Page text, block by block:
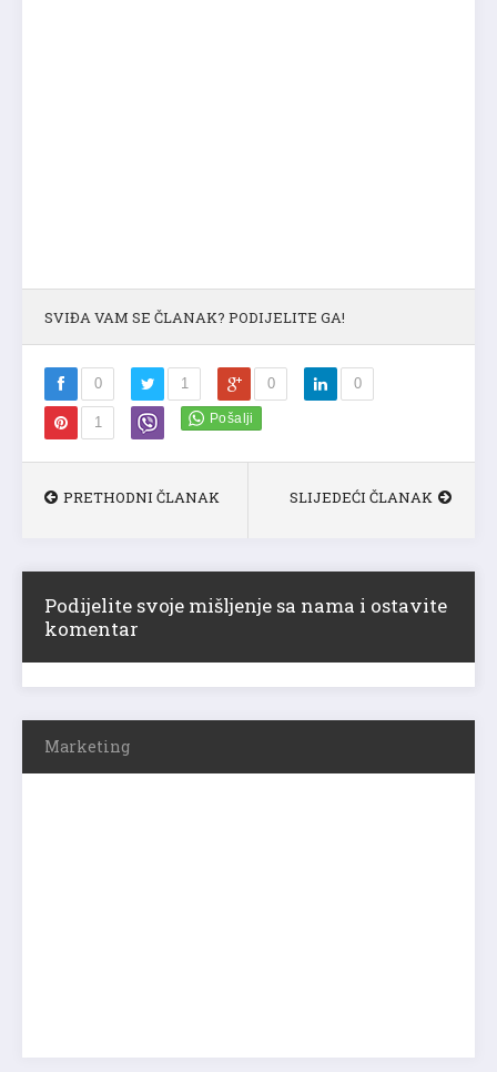
SVIĐA VAM SE ČLANAK? PODIJELITE GA!
0 1 0 0
1
PRETHODNI ČLANAK SLIJEDEĆI ČLANAK
Podijelite svoje mišljenje sa nama i ostavite
komentar
Marketing